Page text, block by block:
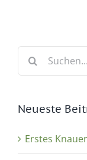
Suche
Neueste
Erstes